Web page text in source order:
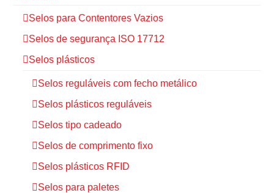
Selos para Contentores Vazios
Selos de segurança ISO 17712
Selos plásticos
Selos reguláveis com fecho metálico
Selos plásticos reguláveis
Selos tipo cadeado
Selos de comprimento fixo
Selos plásticos RFID
Selos para paletes